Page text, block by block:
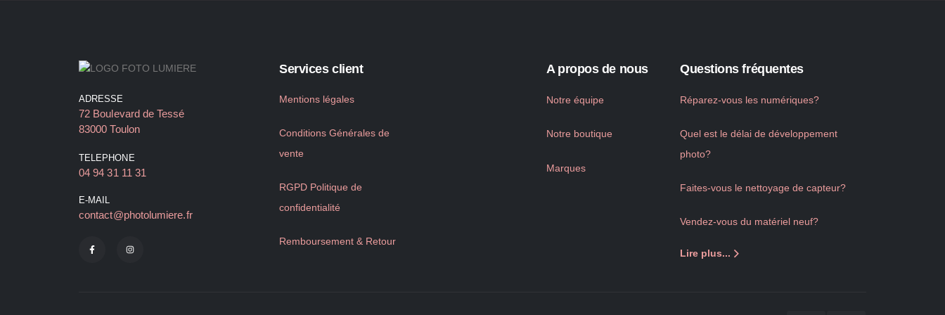
ADRESSE
72 Boulevard de Tessé
83000 Toulon
TELEPHONE
04 94 31 11 31
E-MAIL
contact@photolumiere.fr
Services client
Mentions légales
Conditions Générales de
vente
RGPD Politique de
confidentialité
Remboursement & Retour
A propos de nous
Notre équipe
Notre boutique
Marques
Questions fréquentes
Réparez-vous les numériques?
Quel est le délai de développement
photo?
Faites-vous le nettoyage de capteur?
Vendez-vous du matériel neuf?
Lire plus...